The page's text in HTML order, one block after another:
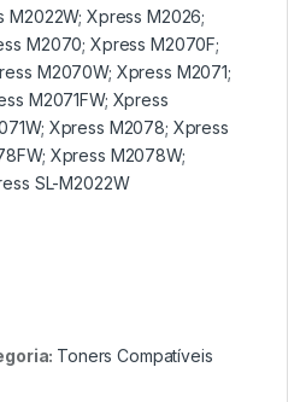
M2022W; Xpress M2026;
M2070; Xpress M2070F;
M2070W; Xpress M2071;
M2071FW; Xpress
Xpress M2078; Xpress
Xpress M2078W;
SL-M2022W
Toners Compatíveis